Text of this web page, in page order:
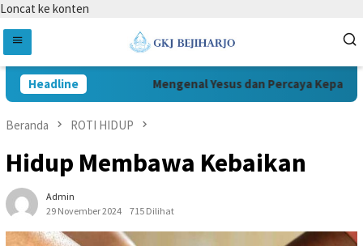
Loncat ke konten
Headline Mengenal Yesus dan Percaya Kepada
Beranda ROTI HIDUP
Hidup Membawa Kebaikan
Admin
29 November 2024
715 Dilihat